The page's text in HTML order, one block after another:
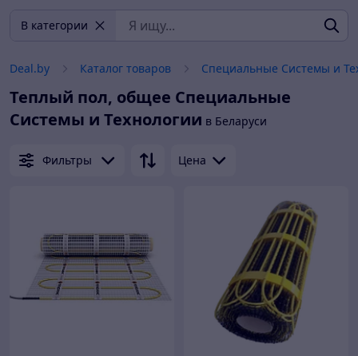
В категории
Deal.by Каталог товаров Специальные Системы и
Теплый пол, общее Специальные
Системы и Технологии в Беларуси
Фильтры Цена